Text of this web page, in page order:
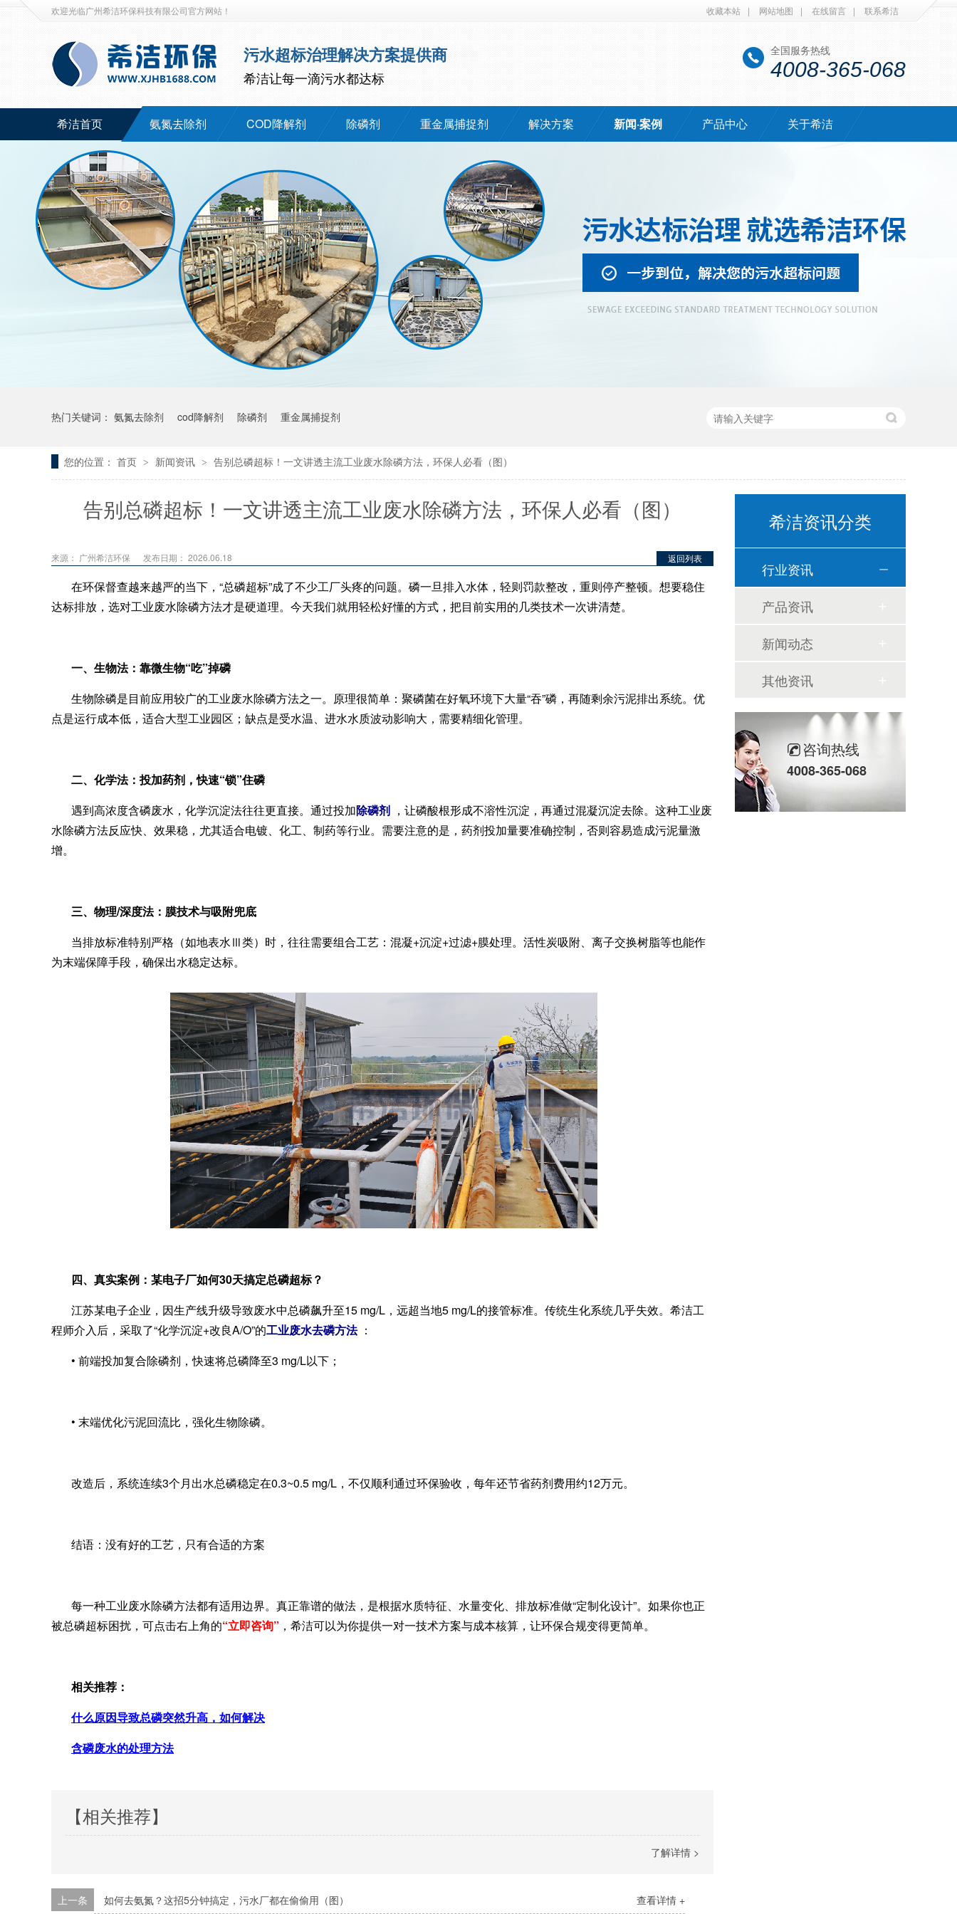
收藏本站 | 网站地图 | 在线留言 | 联系希洁
欢迎光临广州希洁环保科技有限公司官方网站！
污水超标治理解决方案提供商
希洁让每一滴污水都达标
全国服务热线
4008-365-068
希洁首页 氨氮去除剂 COD降解剂 除磷剂 重金属捕捉剂 解决方案 新闻·案例 产品中心 关于希洁
热门关键词： 氨氮去除剂 cod降解剂 除磷剂 重金属捕捉剂
您的位置： 首页 > 新闻资讯 > 告别总磷超标！一文讲透主流工业废水除磷方法，环保人必看（图）
告别总磷超标！一文讲透主流工业废水除磷方法，环保人必看（图）
返回列表
来源： 广州希洁环保 发布日期： 2026.06.18
在环保督查越来越严的当下，“总磷超标”成了不少工厂头疼的问题。磷一旦排入水体，轻则罚款整改，重则停产整顿。想要稳住
达标排放，选对工业废水除磷方法才是硬道理。今天我们就用轻松好懂的方式，把目前实用的几类技术一次讲清楚。
一、生物法：靠微生物“吃”掉磷
生物除磷是目前应用较广的工业废水除磷方法之一。原理很简单：聚磷菌在好氧环境下大量“吞”磷，再随剩余污泥排出系统。优
点是运行成本低，适合大型工业园区；缺点是受水温、进水水质波动影响大，需要精细化管理。
二、化学法：投加药剂，快速“锁”住磷
遇到高浓度含磷废水，化学沉淀法往往更直接。通过投加除磷剂 ，让磷酸根形成不溶性沉淀，再通过混凝沉淀去除。这种工业废
水除磷方法反应快、效果稳，尤其适合电镀、化工、制药等行业。需要注意的是，药剂投加量要准确控制，否则容易造成污泥量激
增。
三、物理/深度法：膜技术与吸附兜底
当排放标准特别严格（如地表水Ⅲ类）时，往往需要组合工艺：混凝+沉淀+过滤+膜处理。活性炭吸附、离子交换树脂等也能作
为末端保障手段，确保出水稳定达标。
四、真实案例：某电子厂如何30天搞定总磷超标？
江苏某电子企业，因生产线升级导致废水中总磷飙升至15 mg/L，远超当地5 mg/L的接管标准。传统生化系统几乎失效。希洁工
程师介入后，采取了“化学沉淀+改良A/O”的工业废水去磷方法 ：
• 前端投加复合除磷剂，快速将总磷降至3 mg/L以下；
• 末端优化污泥回流比，强化生物除磷。
改造后，系统连续3个月出水总磷稳定在0.3~0.5 mg/L，不仅顺利通过环保验收，每年还节省药剂费用约12万元。
结语：没有好的工艺，只有合适的方案
每一种工业废水除磷方法都有适用边界。真正靠谱的做法，是根据水质特征、水量变化、排放标准做“定制化设计”。如果你也正
被总磷超标困扰，可点击右上角的“立即咨询” ，希洁可以为你提供一对一技术方案与成本核算，让环保合规变得更简单。
相关推荐：
什么原因导致总磷突然升高，如何解决
含磷废水的处理方法
【相关推荐】
了解详情 >
查看详情 +
上一条 如何去氨氮？这招5分钟搞定，污水厂都在偷偷用（图）
希洁资讯分类
行业资讯
产品资讯
新闻动态
其他资讯
咨询热线
4008-365-068